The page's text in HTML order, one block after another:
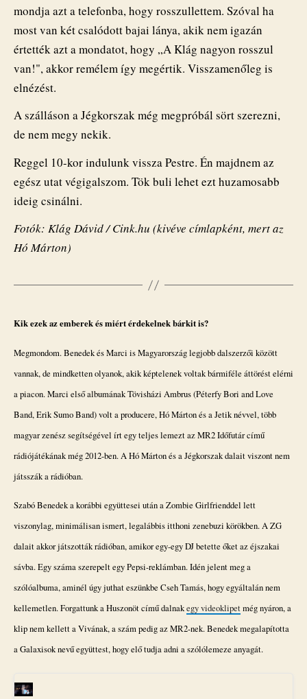
mondja azt a telefonba, hogy rosszullettem. Szóval ha
most van két csalódott bajai lánya, akik nem igazán
értették azt a mondatot, hogy „A Klág nagyon rosszul
van!", akkor remélem így megértik. Visszamenőleg is
elnézést.
A szálláson a Jégkorszak még megpróbál sört szerezni,
de nem megy nekik.
Reggel 10-kor indulunk vissza Pestre. Én majdnem az
egész utat végigalszom. Tök buli lehet ezt huzamosabb
ideig csinálni.
Fotók: Klág Dávid / Cink.hu (kivéve címlapként, mert az
Hó Márton)
Kik ezek az emberek és miért érdekelnek bárkit is?
Megmondom. Benedek és Marci is Magyarország legjobb dalszerzői között
vannak, de mindketten olyanok, akik képtelenek voltak bármiféle áttörést elérni
a piacon. Marci első albumának Tövisházi Ambrus (Péterfy Bori and Love
Band, Erik Sumo Band) volt a producere, Hó Márton és a Jetik névvel, több
magyar zenész segítségével írt egy teljes lemezt az MR2 Időfutár című
rádiójátékának még 2012-ben. A Hó Márton és a Jégkorszak dalait viszont nem
játsszák a rádióban.
Szabó Benedek a korábbi együttesei után a Zombie Girlfrienddel lett
viszonylag, minimálisan ismert, legalábbis itthoni zenebuzi körökben. A ZG
dalait akkor játszották rádióban, amikor egy-egy DJ betette őket az éjszakai
sávba. Egy száma szerepelt egy Pepsi-reklámban. Idén jelent meg a
szólóalbuma, aminél úgy juthat eszünkbe Cseh Tamás, hogy egyáltalán nem
kellemetlen. Forgattunk a Huszonöt című dalnakegy videoklipetmég nyáron, a
klip nem kellett a Vivának, a szám pedig az MR2-nek. Benedek megalapította
a Galaxisok nevű együttest, hogy elő tudja adni a szólólemeze anyagát.